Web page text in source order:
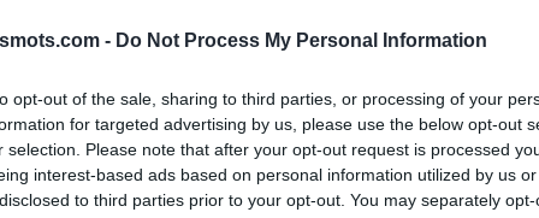
- Do Not Process My Personal Information
opt-out of the sale, sharing to third parties, or processing of your
for targeted advertising by us, please use the below opt-out
selection. Please note that after your opt-out request is processed
interest-based ads based on personal information utilized by us
to third parties prior to your opt-out. You may separately
!
29
le numéro de niveau :